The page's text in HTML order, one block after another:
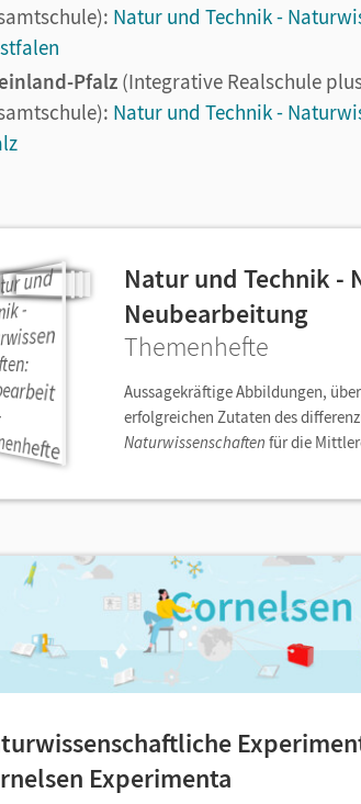
Natur und Technik -
Pfalz (Integrative Realschule
Natur und Technik -
Natur und Technik -
Neubearbeitung
Themenhefte
Aussagekräftige Abbildungen,
erfolgreichen Zutaten des
Naturwissenschaften für die
Experimenta